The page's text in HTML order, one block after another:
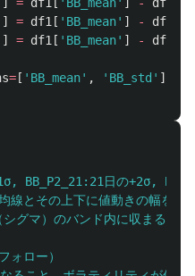
] = df1 [ ' BB_mean' ] - df1
] = df1 [ ' BB_mean' ] - df1
= [ ' BB_mean' , ' BB_std ' ])
BB_P2_21:21日の+2σ,
線とその上下に値動きの幅を
グマ）のバンド内に収まると
ォロー）